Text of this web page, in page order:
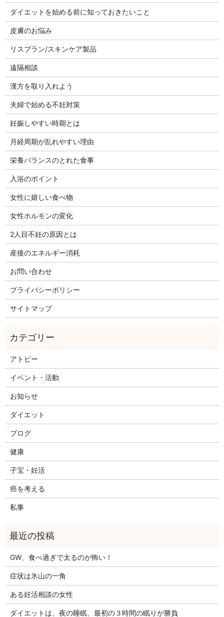
ダイエットを始める前に知っておきたいこと
皮膚のお悩み
リスブラン/スキンケア製品
遠隔相談
漢方を取り入れよう
夫婦で始める不妊対策
妊娠しやすい時期とは
月経周期が乱れやすい理由
栄養バランスのとれた食事
入浴のポイント
女性に嬉しい食べ物
女性ホルモンの変化
2人目不妊の原因とは
産後のエネルギー消耗
お問い合わせ
プライバシーポリシー
サイトマップ
アトピー
イベント・活動
お知らせ
ダイエット
ブログ
健康
子宝・妊活
癌を考える
私事
GW、食べ過ぎで太るのが怖い！
症状は氷山の一角
ある妊活相談の女性
ダイエットは、夜の睡眠、最初の３時間の眠りが勝負